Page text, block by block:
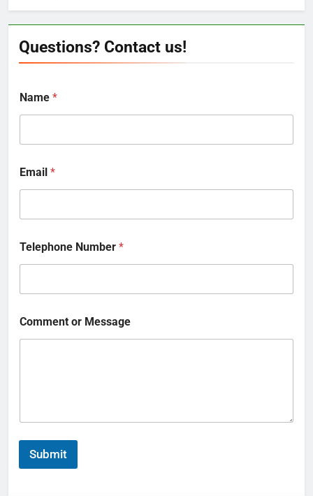
Questions? Contact us!
Name *
Email *
Telephone Number *
Comment or Message
Submit